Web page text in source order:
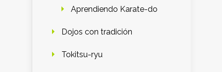
Aprendiendo Karate-do
Dojos con tradición
Tokitsu-ryu